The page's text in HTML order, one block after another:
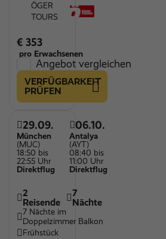
ÖGER
TOURS
€ 353
pro Erwachsenen
Angebot vergleichen
VERFÜGBARKEIT
PRÜFEN
29.09.
München
(MUC)
18:50 bis
22:55 Uhr
Direktflug
06.10.
Antalya
(AYT)
08:40 bis
11:00 Uhr
Direktflug
2
Reisende
7
Nächte
7 Nächte im
Doppelzimmer Balkon
Frühstück